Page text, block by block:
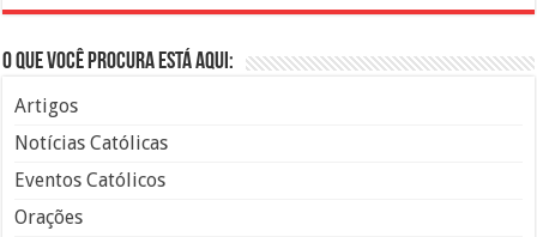
O que você procura está aqui:
Artigos
Notícias Católicas
Eventos Católicos
Orações